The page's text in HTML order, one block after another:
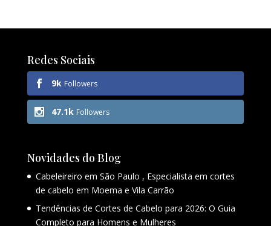
Redes Sociais
9k Followers
47.1k Followers
Novidades do Blog
Cabeleireiro em São Paulo , Especialista em cortes
de cabelo em Moema e Vila Carrão
Tendências de Cortes de Cabelo para 2026: O Guia
Completo para Homens e Mulheres